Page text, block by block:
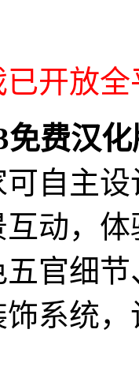
开放
免费汉
自主
动，
官细
系统